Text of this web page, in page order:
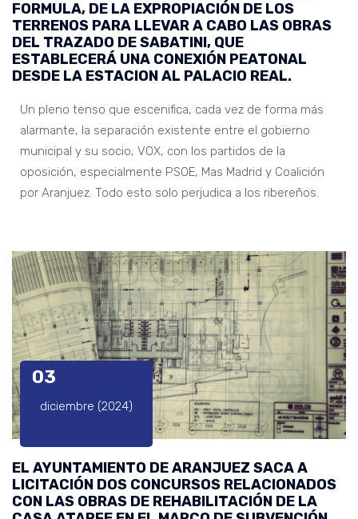
FORMULA, DE LA EXPROPIACIÓN DE LOS
TERRENOS PARA LLEVAR A CABO LAS OBRAS
DEL TRAZADO DE SABATINI, QUE
ESTABLECERÁ UNA CONEXIÓN PEATONAL
DESDE LA ESTACION AL PALACIO REAL.
Un pleno tenso que escenifica, cada vez de forma más
alarmante, la separación existente entre el gobierno
municipal y su socio, VOX, con los partidos de la
oposición, especialmente PSOE, Mas Madrid y Coalición
por Aranjuez. Todo esto solo perjudica a los ribereños.
03
diciembre (2024)
EL AYUNTAMIENTO DE ARANJUEZ SACA A
LICITACIÓN DOS CONCURSOS RELACIONADOS
CON LAS OBRAS DE REHABILITACIÓN DE LA